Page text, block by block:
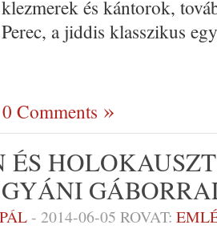
klezmerek és kántorok,
Perec, a jiddis klasszikus
0 Comments
ÉS
- 2014-06-05 ROVAT: